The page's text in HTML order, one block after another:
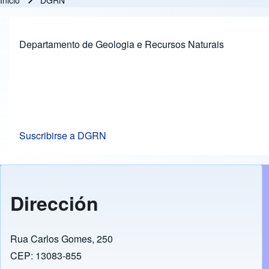
Departamento de Geologia e Recursos Naturais
Suscribirse a DGRN
Dirección
Rua Carlos Gomes, 250
CEP: 13083-855